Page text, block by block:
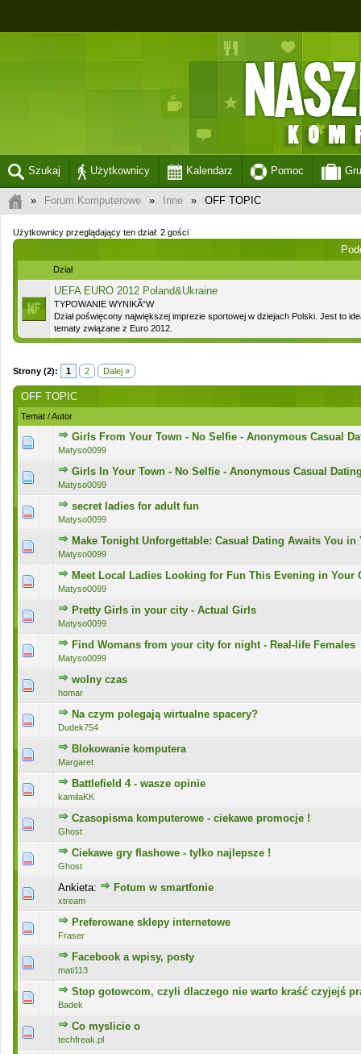
Szukaj Użytkownicy Kalendarz Pomoc
» Forum Komputerowe » Inne » OFF TOPIC
Użytkownicy przeglądający ten dział: 2 gości
Dział
UEFA EURO 2012 Poland&Ukraine
TYPOWANIE WYNIKÃ“W
Dział poświęcony największej imprezie sportowej w dziejach Polski. Jest to
tematy związane z Euro 2012.
Strony (2): 1 2 Dalej »
OFF TOPIC
Temat /Autor
Girls From Your Town - No Selfie - Anonymous Casual
Matyso0099
0 głosów - średnia ocena: 0 na 5 gwiazdek
12345
Girls In Your Town - No Selfie - Anonymous Casual
Matyso0099
0 głosów - średnia ocena: 0 na 5 gwiazdek
12345
secret ladies for adult fun
Matyso0099
0 głosów - średnia ocena: 0 na 5 gwiazdek
1234
Make Tonight Unforgettable: Casual Dating Awaits You in
Matyso0099
0 głosów - średnia ocena: 0 na 5 gwiazdek
12345
Meet Local Ladies Looking for Fun This Evening in Your
Matyso0099
0 głosów - średnia ocena: 0 na 5 gwiazdek
12345
Pretty Girls in your city - Actual Girls
Matyso0099
0 głosów - średnia ocena: 0 na 5 gwiazdek
12345
Find Womans from your city for night - Real-life Females
Matyso0099
0 głosów - średnia ocena: 0 na 5 gwiazdek
123 45
wolny czas
homar
0 głosów - średnia ocena: 0 na 5 gwiazdek
Na czym polegają wirtualne spacery?
Dudek754
0 głosów - średnia ocena: 0 na 5 gwiazdek
1 2345
Blokowanie komputera
Margaret
0 głosów - średnia ocena: 0 na 5 gwiazdek
123
Battlefield 4 - wasze opinie
kamilaKK
0 głosów - średnia ocena: 0 na 5 gwiazdek
12345
Czasopisma komputerowe - ciekawe promocje !
Ghost
0 głosów - średnia ocena: 0 na 5 gwiazdek
12345
Ciekawe gry flashowe - tylko najlepsze !
Ghost
0 głosów - średnia ocena: 0 na 5 gwiazdek
1 2 345
Ankieta: Fotum w smartfonie
xtream
0 głosów - średnia ocena: 0 na 5 gwiazdek
12 345
Preferowane sklepy internetowe
Fraser
0 głosów - średnia ocena: 0 na 5 gwiazdek
12345
Facebook a wpisy, posty
mati113
0 głosów - średnia ocena: 0 na 5 gwiazdek
1234
Stop gotowcom, czyli dlaczego nie warto kraść czyjejś
Badek
0 głosów - średnia ocena: 0 na 5 gwiazdek
1 2345
Co myslicie o
techfreak.pl
0 głosów - średnia ocena: 0 na 5 gwiazdek